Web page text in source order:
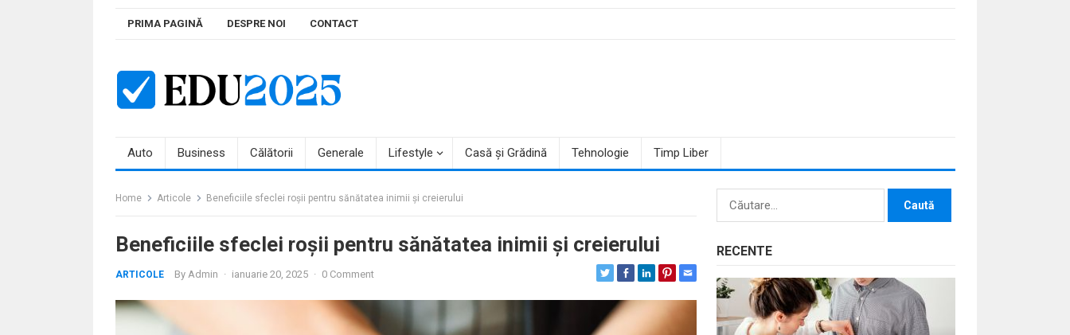
PRIMA PAGINĂ DESPRE NOI CONTACT
Auto Business Călătorii Generale Lifestyle Casă și Grădină Tehnologie Timp Liber
Home Articole Beneficiile sfeclei roșii pentru sănătatea inimii și creierului
Beneficiile sfeclei roșii pentru sănătatea inimii și creierului
ARTICOLE By Admin · ianuarie 20, 2025 · 0 Comment
Caută
RECENTE